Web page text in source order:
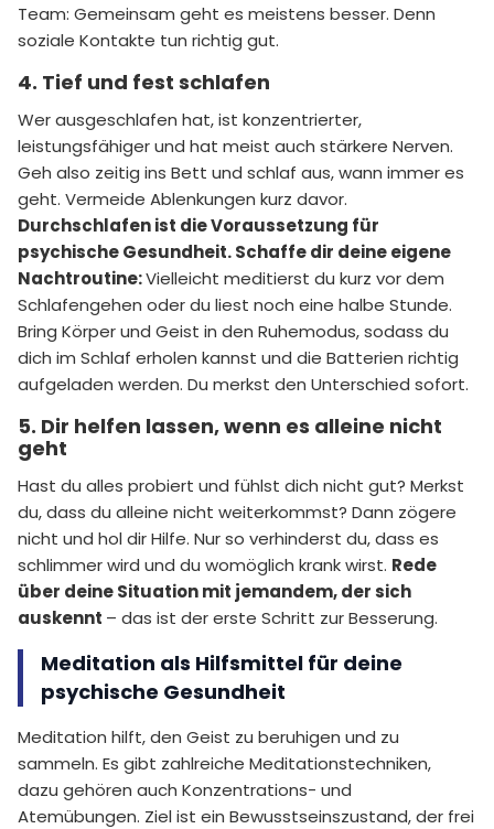
Team: Gemeinsam geht es meistens besser. Denn
soziale Kontakte tun richtig gut.
4. Tief und fest schlafen
Wer ausgeschlafen hat, ist konzentrierter,
leistungsfähiger und hat meist auch stärkere Nerven.
Geh also zeitig ins Bett und schlaf aus, wann immer es
geht. Vermeide Ablenkungen kurz davor.
Durchschlafen ist die Voraussetzung für
psychische Gesundheit. Schaffe dir deine eigene
Nachtroutine:Vielleicht meditierst du kurz vor dem
Schlafengehen oder du liest noch eine halbe Stunde.
Bring Körper und Geist in den Ruhemodus, sodass du
dich im Schlaf erholen kannst und die Batterien richtig
aufgeladen werden. Du merkst den Unterschied sofort.
5. Dir helfen lassen, wenn es alleine nicht
geht
Hast du alles probiert und fühlst dich nicht gut? Merkst
du, dass du alleine nicht weiterkommst? Dann zögere
nicht und hol dir Hilfe. Nur so verhinderst du, dass es
schlimmer wird und du womöglich krank wirst. Rede
über deine Situation mit jemandem, der sich
auskennt – das ist der erste Schritt zur Besserung.
Meditation als Hilfsmittel für deine
psychische Gesundheit
Meditation hilft, den Geist zu beruhigen und zu
sammeln. Es gibt zahlreiche Meditationstechniken,
dazu gehören auch Konzentrations- und
Atemübungen. Ziel ist ein Bewusstseinszustand, der frei